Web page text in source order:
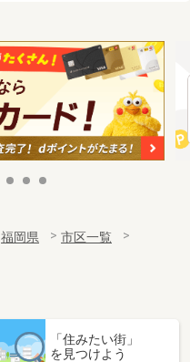
福岡県
市区一覧
「住みたい街」
を見つけよう